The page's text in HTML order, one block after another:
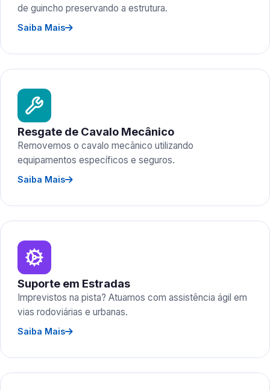
de guincho preservando a estrutura.
Saiba Mais
Resgate de Cavalo Mecânico
Removemos o cavalo mecânico utilizando
equipamentos específicos e seguros.
Saiba Mais
Suporte em Estradas
Imprevistos na pista? Atuamos com assistência ágil em
vias rodoviárias e urbanas.
Saiba Mais